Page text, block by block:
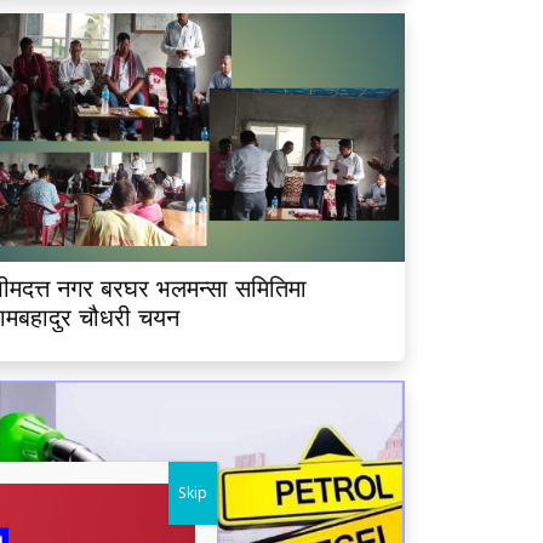
नगर बरघर भलमन्सा समितिमा
चौधरी चयन
Skip